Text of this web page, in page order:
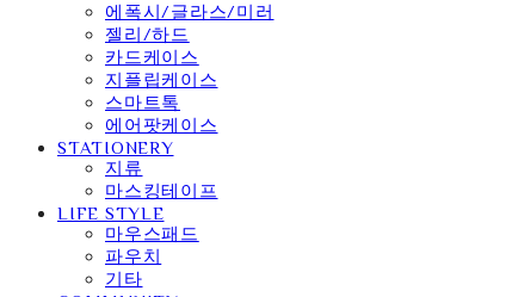
에폭시/글라스/미러
젤리/하드
카드케이스
지플립케이스
스마트톡
에어팟케이스
STATIONERY
지류
마스킹테이프
LIFE STYLE
마우스패드
파우치
기타